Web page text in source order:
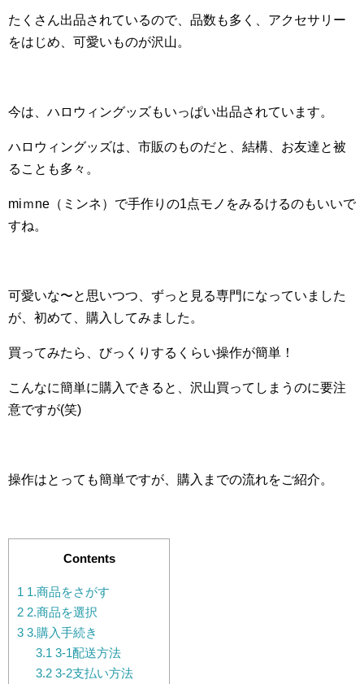
たくさん出品されているので、品数も多く、アクセサリー
をはじめ、可愛いものが沢山。
今は、ハロウィングッズもいっぱい出品されています。
ハロウィングッズは、市販のものだと、結構、お友達と被
ることも多々。
miｍne（ミンネ）で手作りの1点モノをみるけるのもいいで
すね。
可愛いな〜と思いつつ、ずっと見る専門になっていました
が、初めて、購入してみました。
買ってみたら、びっくりするくらい操作が簡単！
こんなに簡単に購入できると、沢山買ってしまうのに要注
意ですが(笑)
操作はとっても簡単ですが、購入までの流れをご紹介。
Contents
1 1.商品をさがす
2 2.商品を選択
3 3.購入手続き
3.1 3-1配送方法
3.23-2支払い方法